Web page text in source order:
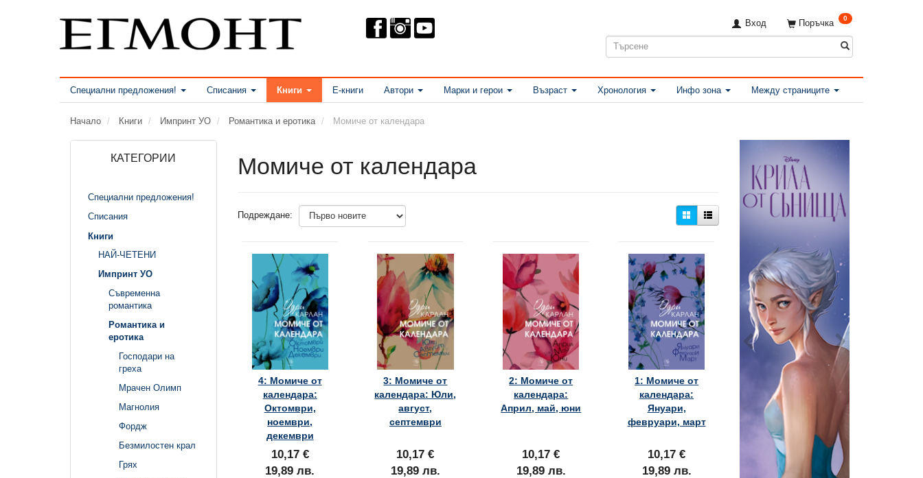
Поръчка 0
Вход
Специални предложения! Списания Книги Е-книги Автори Марки и герои Възраст Хронология Инфо зона Между страниците
Начало Книги Импринт УО Романтика и еротика Момиче от календара
КАТЕГОРИИ
Специални предложения!
Списания
Книги
НАЙ-ЧЕТЕНИ
Импринт УО
Съвременна
романтика
Романтика и
еротика
Господари на
греха
Мрачен Олимп
Магнолия
Фордж
Безмилостен крал
Грях
Момиче от календара
Подреждане:
4: Момиче от
календара:
Октомври,
ноември,
декември
10,17 €
19,89 лв.
3: Момиче от
календара: Юли,
август,
септември
10,17 €
19,89 лв.
2: Момиче от
календара:
Април, май, юни
10,17 €
19,89 лв.
1: Момиче от
календара:
Януари,
февруари, март
10,17 €
19,89 лв.